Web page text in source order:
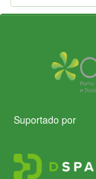
Suportado por